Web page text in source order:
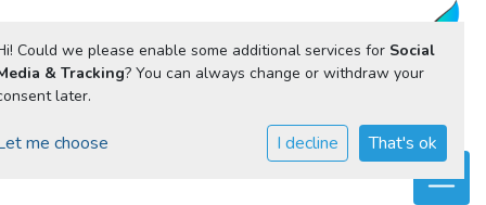
Could we please enable some additional services for Social
& Tracking? You can always change or withdraw your
later.
me choose I decline That's ok